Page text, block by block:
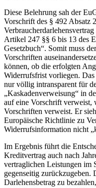
Diese Belehrung sah der
Vorschrift des § 492 Absatz
Artikel 247 §§ 6 bis 13 des
Gesetzbuch“. Somit muss
Vorschriften
können, ob die erfolgten
Widerrufsfrist vorliegen.
nur völlig intransparent für
„Kaskadenverweisung“ in
auf eine Vorschrift verweist,
Vorschriften verweist. Er
Europäische Richtlinie zu
Widerrufsinformation nicht
Im Ergebnis führt die
Kreditvertrag auch nach
vertraglichen Leistungen im
gegenseitig zurückzugeben.
Darlehensbetrag zu